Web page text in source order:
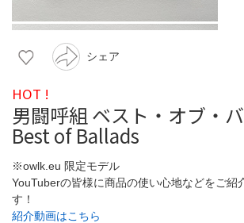
シェア
HOT !
男闘呼組 ベスト・オブ・
Best of Ballads
※owlk.eu 限定モデル
YouTuberの皆様に商品の使い心地などをご紹
す！
紹介動画はこちら